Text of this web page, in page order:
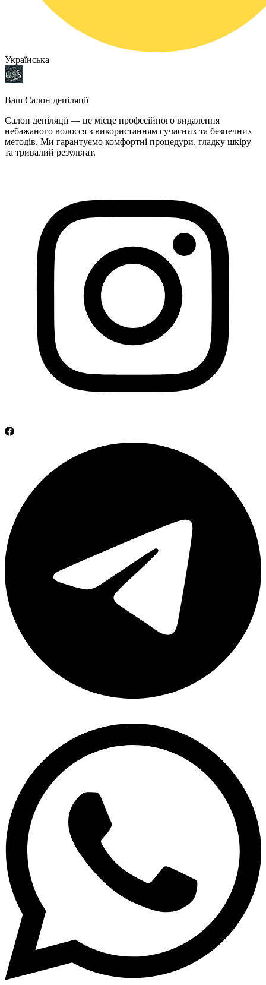
Українська
Ваш Салон депіляції
Салон депіляції — це місце професійного видалення
небажаного волосся з використанням сучасних та безпечних
методів. Ми гарантуємо комфортні процедури, гладку шкіру
та тривалий результат.